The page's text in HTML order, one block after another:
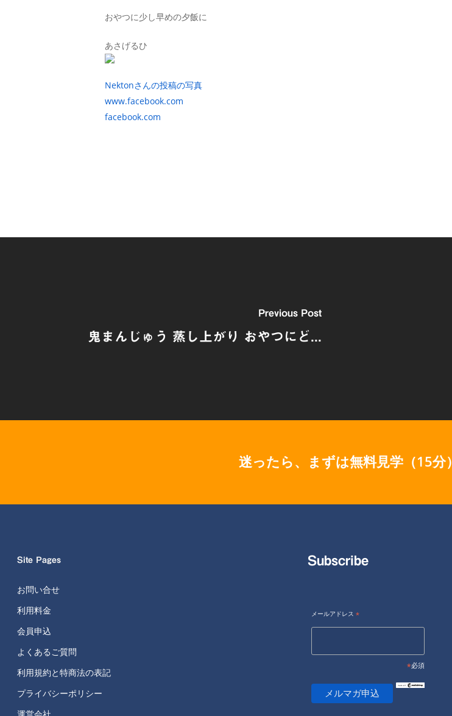
おやつに少し早めの夕飯に
あさげるひ
Nektonさんの投稿の写真
www.facebook.com
facebook.com
Previous Post
鬼まんじゅう 蒸し上がり おやつにど...
迷ったら、まずは無料見学（15分）
Site Pages
お問い合せ
利用料金
会員申込
よくあるご質問
利用規約と特商法の表記
プライバシーポリシー
Subscribe
メールアドレス *
*必須